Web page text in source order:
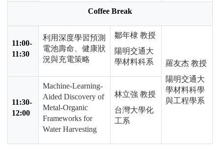
Coffee Break
11:00-
11:30
利用深度學習預測
電池壽命、健康狀
況與充電策略
鄒年棣 教授
陽明交通大
學材料科系
羅友杰 教授
陽明交通大
學材料科學
與工程學系
11:30-
12:00
Machine-Learning-
Aided Discovery of
Metal-Organic
Frameworks for
Water Harvesting
林立強 教授
台灣大學化
工系